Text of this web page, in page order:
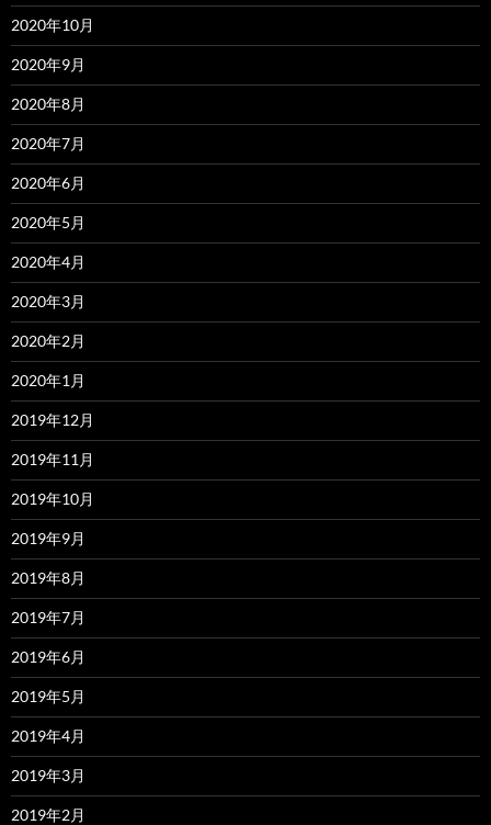
2020年10月
2020年9月
2020年8月
2020年7月
2020年6月
2020年5月
2020年4月
2020年3月
2020年2月
2020年1月
2019年12月
2019年11月
2019年10月
2019年9月
2019年8月
2019年7月
2019年6月
2019年5月
2019年4月
2019年3月
2019年2月